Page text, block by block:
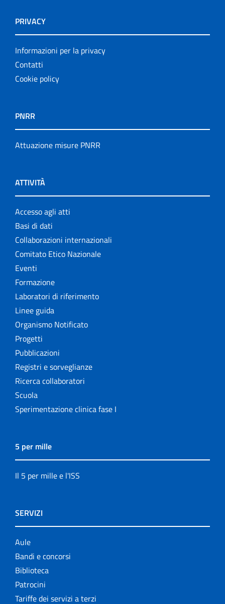
PRIVACY
Informazioni per la privacy
Contatti
Cookie policy
PNRR
Attuazione misure PNRR
ATTIVITÀ
Accesso agli atti
Basi di dati
Collaborazioni internazionali
Comitato Etico Nazionale
Eventi
Formazione
Laboratori di riferimento
Linee guida
Organismo Notificato
Progetti
Pubblicazioni
Registri e sorveglianze
Ricerca collaboratori
Scuola
Sperimentazione clinica fase I
5 per mille
Il 5 per mille e l'ISS
SERVIZI
Aule
Bandi e concorsi
Biblioteca
Patrocini
Tariffe dei servizi a terzi